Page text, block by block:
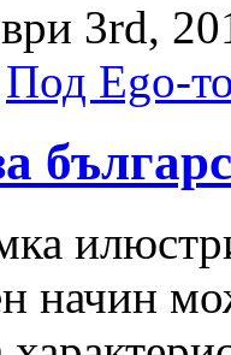
3rd,
Под Ego-
начин